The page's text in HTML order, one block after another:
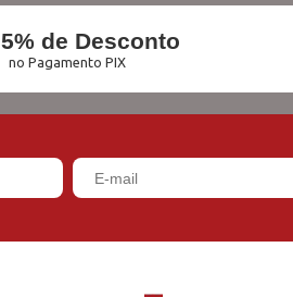
5% de Desconto
no Pagamento PIX